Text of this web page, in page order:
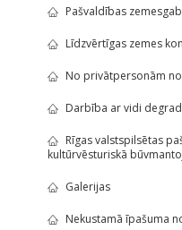
Pašvaldības
Līdzvērtīgas zemes
No privātpersonām
Darbība ar vidi
Rīgas valstspilsētas
kultūrvēsturiskā
Galerijas
Nekustamā īpašuma